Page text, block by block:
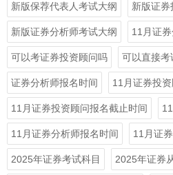
新版保荐代表人考试大纲 新版证券
新版证券分析师考试大纲 11月证
可以考证券投资顾问吗 可以直接考
证券分析师报名时间 11月证券投
11月证券投资顾问报名截止时间
11月证券分析师报名时间 11月证
2025年证券考试科目 2025年证券